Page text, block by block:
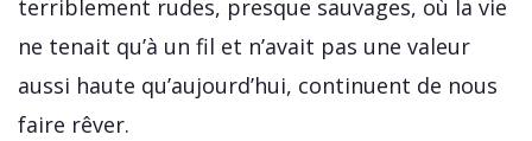
terriblement rudes, presque sauvages, où la vie
ne tenait qu’à un fil et n’avait pas une valeur
aussi haute qu’aujourd’hui, continuent de nous
faire rêver.